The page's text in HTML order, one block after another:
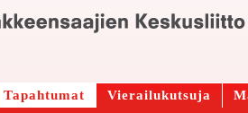
Tapahtumat Vierailukutsuja